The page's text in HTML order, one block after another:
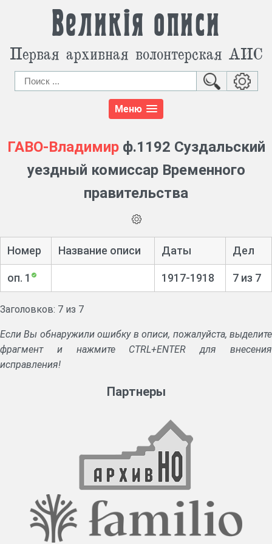
Великія описи
Первая архивная волонтерская АИС
Меню
ГАВО-Владимирф.1192 Суздальский
уездный комиссар Временного
правительства
Номер Название описи Даты Дел
оп. 1 1917-1918 7 из 7
Заголовков: 7 из 7
Если Вы обнаружили ошибку в описи, пожалуйста, выделите
фрагмент и нажмите CTRL+ENTER для внесения
исправления!
Партнеры